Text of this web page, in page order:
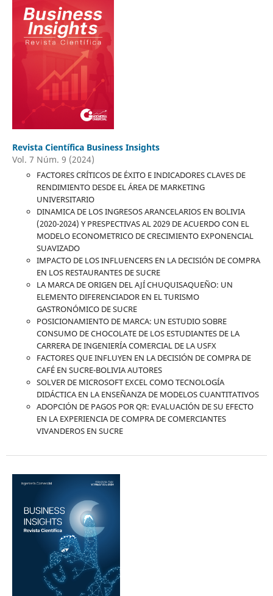
Revista Científica Business Insights
Vol. 7 Núm. 9 (2024)
FACTORES CRÍTICOS DE ÉXITO E INDICADORES CLAVES DE
RENDIMIENTO DESDE EL ÁREA DE MARKETING
UNIVERSITARIO
DINAMICA DE LOS INGRESOS ARANCELARIOS EN BOLIVIA
(2020-2024) Y PRESPECTIVAS AL 2029 DE ACUERDO CON EL
MODELO ECONOMETRICO DE CRECIMIENTO EXPONENCIAL
SUAVIZADO
IMPACTO DE LOS INFLUENCERS EN LA DECISIÓN DE COMPRA
EN LOS RESTAURANTES DE SUCRE
LA MARCA DE ORIGEN DEL AJÍ CHUQUISAQUEÑO: UN
ELEMENTO DIFERENCIADOR EN EL TURISMO
GASTRONÓMICO DE SUCRE
POSICIONAMIENTO DE MARCA: UN ESTUDIO SOBRE
CONSUMO DE CHOCOLATE DE LOS ESTUDIANTES DE LA
CARRERA DE INGENIERÍA COMERCIAL DE LA USFX
FACTORES QUE INFLUYEN EN LA DECISIÓN DE COMPRA DE
CAFÉ EN SUCRE-BOLIVIA AUTORES
SOLVER DE MICROSOFT EXCEL COMO TECNOLOGÍA
DIDÁCTICA EN LA ENSEÑANZA DE MODELOS CUANTITATIVOS
ADOPCIÓN DE PAGOS POR QR: EVALUACIÓN DE SU EFECTO
EN LA EXPERIENCIA DE COMPRA DE COMERCIANTES
VIVANDEROS EN SUCRE